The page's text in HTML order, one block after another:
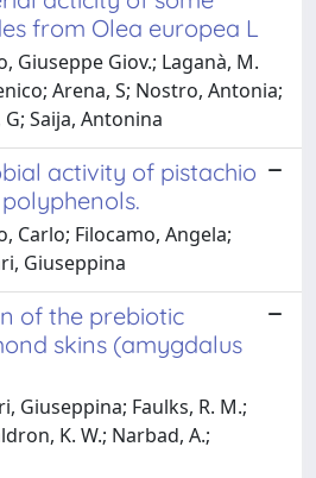
from Olea europea L
Giuseppe Giov.; Laganà, M.
Arena, S; Nostro, Antonia;
Saija, Antonina
activity of pistachio
Carlo; Filocamo, Angela;
Giuseppina
of the prebiotic
skins (amygdalus
Giuseppina; Faulks, R. M.;
K. W.; Narbad, A.;